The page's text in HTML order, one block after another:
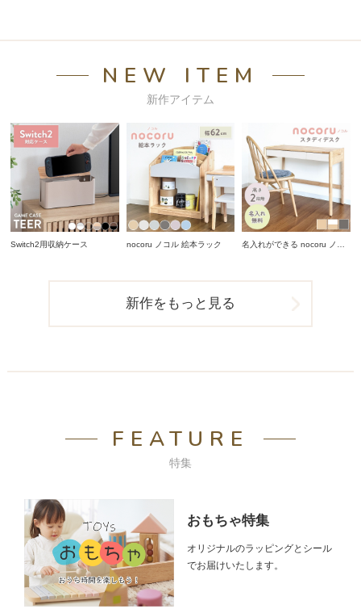
NEW ITEM
新作アイテム
Switch2用収納ケース nocoru ノコル 絵本ラック
名入れができる nocoru ノコ
新作をもっと見る
FEATURE
特集
おもちゃ特集
オリジナルのラッピングとシール
でお届けいたします。